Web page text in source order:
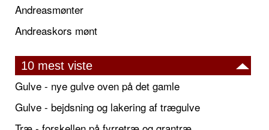
Andreasmønter
Andreaskors mønt
10 mest viste
Gulve - nye gulve oven på det gamle
Gulve - bejdsning og lakering af trægulve